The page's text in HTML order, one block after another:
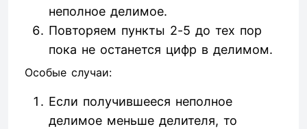
неполное делимое.
Повторяем пункты 2-5 до тех пор
пока не останется цифр в делимом.
Особые случаи:
Если получившееся неполное
делимое меньше делителя, то